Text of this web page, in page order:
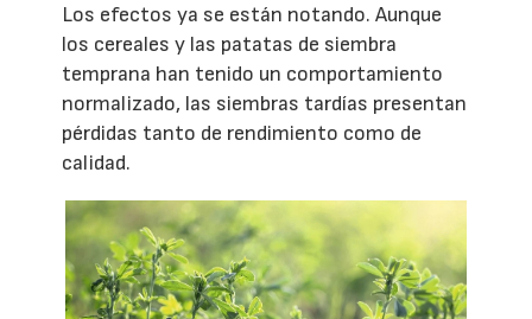
Los efectos ya se están notando. Aunque
los cereales y las patatas de siembra
temprana han tenido un comportamiento
normalizado, las siembras tardías presentan
pérdidas tanto de rendimiento como de
calidad.